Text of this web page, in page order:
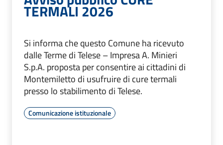
TERMALI 2026
Si informa che questo Comune ha ricevuto
dalle Terme di Telese – Impresa A. Minieri
S.p.A. proposta per consentire ai cittadini di
Montemiletto di usufruire di cure termali
presso lo stabilimento di Telese.
Comunicazione istituzionale